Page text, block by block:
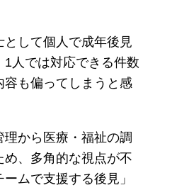
して個人で成年後見
人では対応できる件数
も偏ってしまうと感
から医療・福祉の調
、多角的な視点が不
ムで支援する後見」